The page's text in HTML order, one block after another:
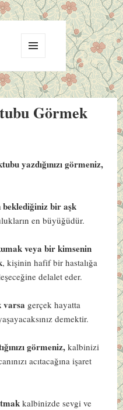
VE
BILEŞENLER
Görmek
yazdığınızı görmeniz,
bir aşk
en büyüğüdür.
veya bir kimsenin
, kişinin hafif bir hastalığa
delalet eder.
varsa gerçek hayatta
demektir.
görmeniz, kalbinizi
acıtacağına işaret
kalbinizde sevgi ve